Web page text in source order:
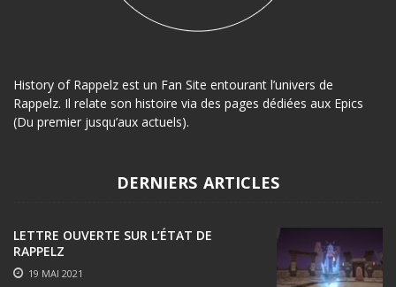
History of Rappelz est un Fan Site entourant l’univers de
Rappelz. Il relate son histoire via des pages dédiées aux Epics
(Du premier jusqu’aux actuels).
DERNIERS ARTICLES
LETTRE OUVERTE SUR L’ÉTAT DE
RAPPELZ
19 MAI 2021